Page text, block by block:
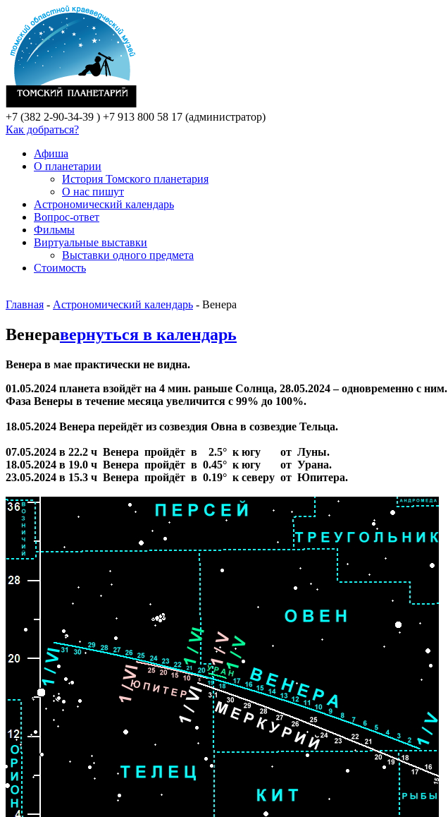
+7 (382 2-90-34-39 ) +7 913 800 58 17 (администратор)
Как добраться?
Афиша
О планетарии
История Томского планетария
О нас пишут
Астрономический календарь
Вопрос-ответ
Фильмы
Виртуальные выставки
Выставки одного предмета
Стоимость
Главная - Астрономический календарь - Венера
Венеравернуться в календарь
Венера в мае практически не видна.
01.05.2024 планета взойдёт на 4 мин. раньше Солнца, 28.05.2024 – одновременно с ним.
Фаза Венеры в течение месяца увеличится с 99% до 100%.
18.05.2024 Венера перейдёт из созвездия Овна в созвездие Тельца.
07.05.2024 в 22.2 ч Венера пройдёт в 2.5° к югу от Луны.
18.05.2024 в 19.0 ч Венера пройдёт в 0.45° к югу от Урана.
23.05.2024 в 15.3 ч Венера пройдёт в 0.19° к северу от Юпитера.